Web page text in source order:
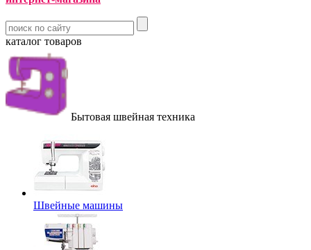
каталог товаров
Бытовая швейная техника
Швейные машины